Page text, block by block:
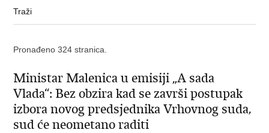
Pronađeno 324 stranica.
Ministar Malenica u emisiji „A sada
Vlada“: Bez obzira kad se završi postupak
izbora novog predsjednika Vrhovnog suda,
sud će neometano raditi